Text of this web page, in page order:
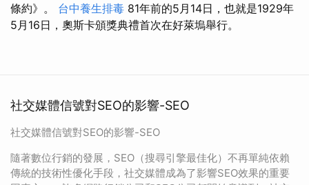
條約》。 台中養生排毒 81年前的5月14日，也就是1929年
5月16日，奧斯卡頒獎典禮首次在好萊塢舉行。
社交媒體信號對SEO的影響-SEO
社交媒體信號對SEO的影響-SEO
隨著數位行銷的發展，SEO（搜尋引擎最佳化）不再單純依賴
傳統的技術性優化手段，社交媒體成為了影響SEO效果的重要